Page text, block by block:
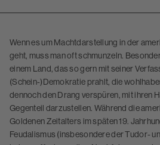
Wenn es um Machtdarstellung in der
geht, muss man oft schmunzeln.
einem Land, das so gern mit seiner
(Schein-)Demokratie prahlt, die
dennoch den Drang verspüren, mit ihren
Gegenteil darzustellen. Während die
Goldenen Zeitalters im späten 19.
Feudalismus (insbesondere der Tudor-